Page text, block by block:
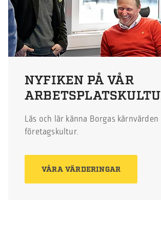
NYFIKEN PÅ VÅR
Läs och lär känna Borgas
företagskultur.
VÅRA VÄRDERINGAR